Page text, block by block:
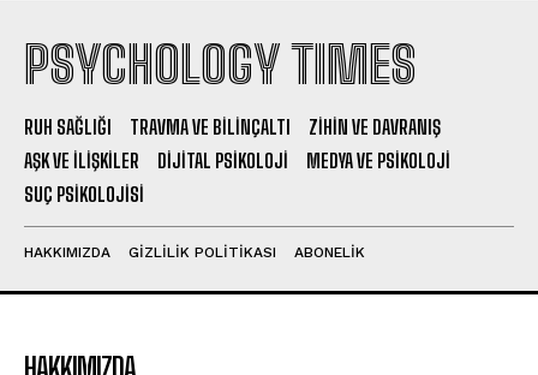
PSYCHOLOGY TIMES
RUH SAĞLIĞI TRAVMA VE BILINÇALTI
ZIHIN VE DAVRANIŞ
AŞK VE İLIŞKILER
DIJITAL PSIKOLOJI
MEDYA VE PSIKOLOJI
SUÇ PSIKOLOJISI
HAKKIMIZDA GIZLILIK POLITIKASI ABONELIK
HAKKIMIZDA